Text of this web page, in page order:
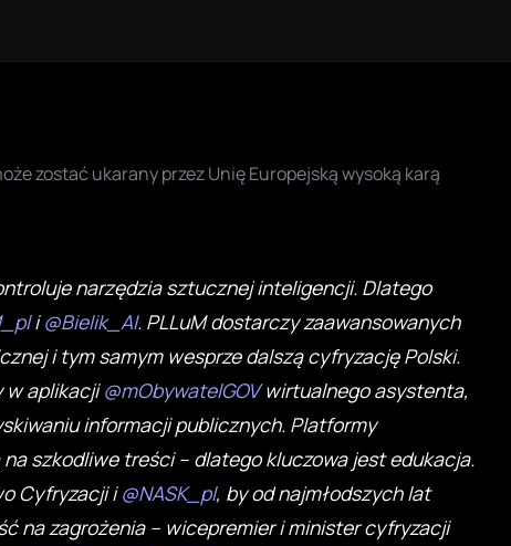
zostać ukarany przez Unię Europejską wysoką karą
narzędzia sztucznej inteligencji. Dlatego
i@Bielik_AI. PLLuM dostarczy zaawansowanych
i tym samym wesprze dalszą cyfryzację Polski.
w aplikacji@mObywatelGOVwirtualnego asystenta,
informacji publicznych. Platformy
szkodliwe treści – dlatego kluczowa jest edukacja.
Cyfryzacji i@NASK_pl, by od najmłodszych lat
na zagrożenia – wicepremier i minister cyfryzacji